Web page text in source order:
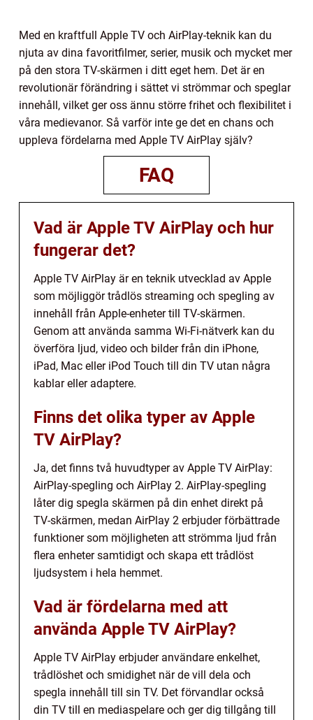
Med en kraftfull Apple TV och AirPlay-teknik kan du
njuta av dina favoritfilmer, serier, musik och mycket mer
på den stora TV-skärmen i ditt eget hem. Det är en
revolutionär förändring i sättet vi strömmar och speglar
innehåll, vilket ger oss ännu större frihet och flexibilitet i
våra medievanor. Så varför inte ge det en chans och
uppleva fördelarna med Apple TV AirPlay själv?
FAQ
Vad är Apple TV AirPlay och hur
fungerar det?
Apple TV AirPlay är en teknik utvecklad av Apple
som möjliggör trådlös streaming och spegling av
innehåll från Apple-enheter till TV-skärmen.
Genom att använda samma Wi-Fi-nätverk kan du
överföra ljud, video och bilder från din iPhone,
iPad, Mac eller iPod Touch till din TV utan några
kablar eller adaptere.
Finns det olika typer av Apple
TV AirPlay?
Ja, det finns två huvudtyper av Apple TV AirPlay:
AirPlay-spegling och AirPlay 2. AirPlay-spegling
låter dig spegla skärmen på din enhet direkt på
TV-skärmen, medan AirPlay 2 erbjuder förbättrade
funktioner som möjligheten att strömma ljud från
flera enheter samtidigt och skapa ett trådlöst
ljudsystem i hela hemmet.
Vad är fördelarna med att
använda Apple TV AirPlay?
Apple TV AirPlay erbjuder användare enkelhet,
trådlöshet och smidighet när de vill dela och
spegla innehåll till sin TV. Det förvandlar också
din TV till en mediaspelare och ger dig tillgång till